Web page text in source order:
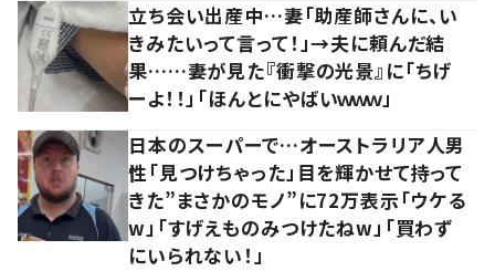
立ち会い出産中…妻「助産師さんに、い
きみたいって言って！」→夫に頼んだ結
果……妻が見た『衝撃の光景』に「ちげ
ーよ！！」「ほんとにやばいｗｗｗ」
日本のスーパーで…オーストラリア人男
性「見つけちゃった」目を輝かせて持って
きた”まさかのモノ”に72万表示「ウケる
w」「すげえものみつけたねw」「買わず
にいられない！」